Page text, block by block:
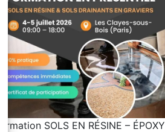
Formation SOLS EN RÉSINE – ÉPOXY